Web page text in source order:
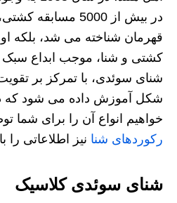
در بیش از 5000
قهرمان شناخته می‌ شد، بلکه او
کشتی و شنا، موجب ابداع
شنای سوئدی، با تمرکز بر
شکل آموزش داده می‌ شود
خواهیم انواع آن را برای شما
رکوردهای شنا نیز اطلاعاتی را
شنای سوئدی کلاسیک